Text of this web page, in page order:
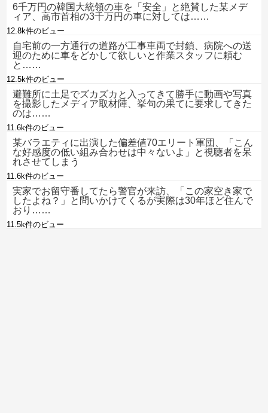
6千万円の韓国大統領の車を「安全」と絶賛した某メデ
ィア、高市首相の3千万円の車に対しては……
12.8k件のビュー
自宅前の一方通行の道路が工事車両で封鎖、病院への送
迎のために車をどかして欲しいと作業スタッフに頼む
と……
12.5k件のビュー
避難所に土足でズカズカと入ってきて勝手に動画や写真
を撮影したメディア取材陣、挙句の果てに要求してきた
のは……
11.6k件のビュー
某バラエティに出演した偏差値70エリート軍団、「こん
な好感度の低い組み合わせは中々ないよ」と視聴者を呆
れさせてしまう
11.6k件のビュー
実家でお留守番してたら警官が来訪、「この家空き家で
したよね？」と問いかけてくるが実際は30年ほど住んで
おり……
11.5k件のビュー